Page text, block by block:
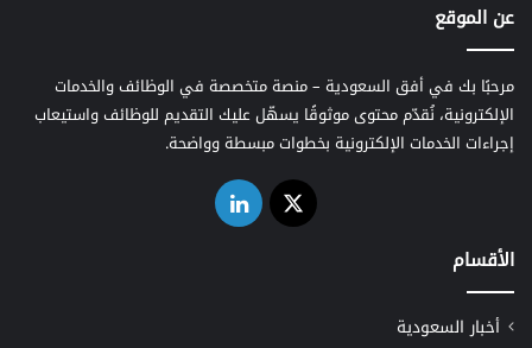
عن الموقع
مرحبًا بك في أفق السعودية – منصة متخصصة في الوظائف والخدمات
الإلكترونية، نُقدّم محتوى موثوقًا يسهّل عليك التقديم للوظائف واستيعاب
إجراءات الخدمات الإلكترونية بخطوات مبسطة وواضحة.
‫X لينكدإن
الأقسام
أخبار السعودية